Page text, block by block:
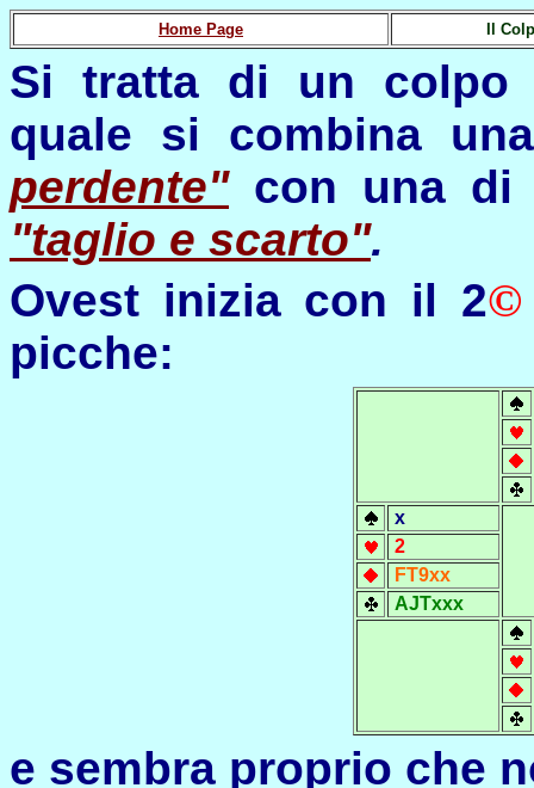
Home Page Il
Si tratta di un colpo
quale si combina
perdente"con una di
"taglio e scarto".
Ovest inizia con il 2©
picche:
x
2
FT9xx
AJTxxx
e sembra proprio che